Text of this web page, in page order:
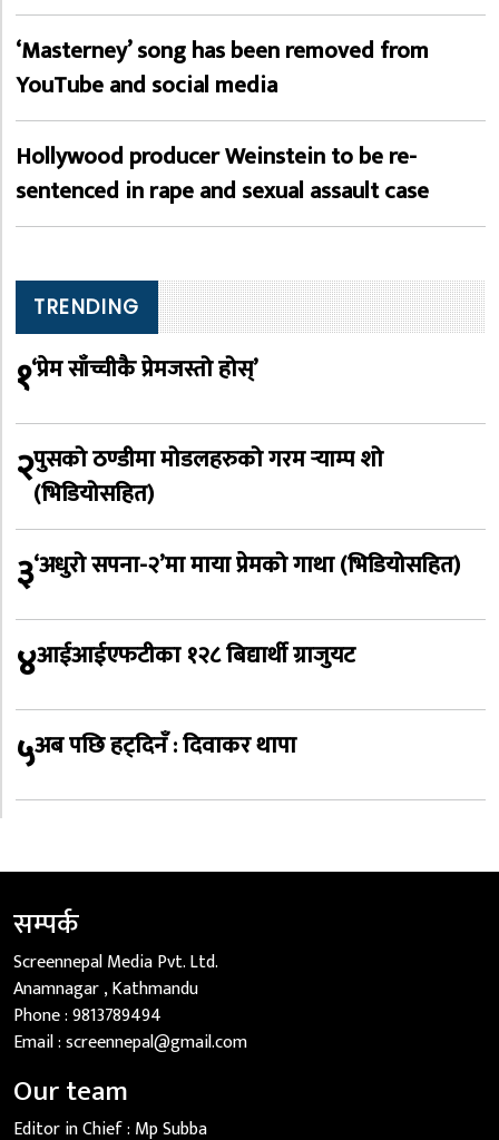
‘Masterney’ song has been removed from
YouTube and social media
Hollywood producer Weinstein to be re-
sentenced in rape and sexual assault case
TRENDING
१‘प्रेम साँच्चीकै प्रेमजस्तो होस्’
२पुसको ठण्डीमा मोडलहरुको गरम र्‍याम्प शो
(भिडियोसहित)
३‘अधुरो सपना-२’मा माया प्रेमको गाथा (भिडियोसहित)
४आईआईएफटीका १२८ बिद्यार्थी ग्राजुयट
५अब पछि हट्दिनँ : दिवाकर थापा
सम्पर्क
Screennepal Media Pvt. Ltd.
Anamnagar , Kathmandu
Phone :9813789494
Email :screennepal@gmail.com
Our team
Editor in Chief : Mp Subba